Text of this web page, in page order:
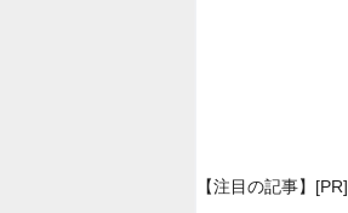
【注目の記事】[PR]